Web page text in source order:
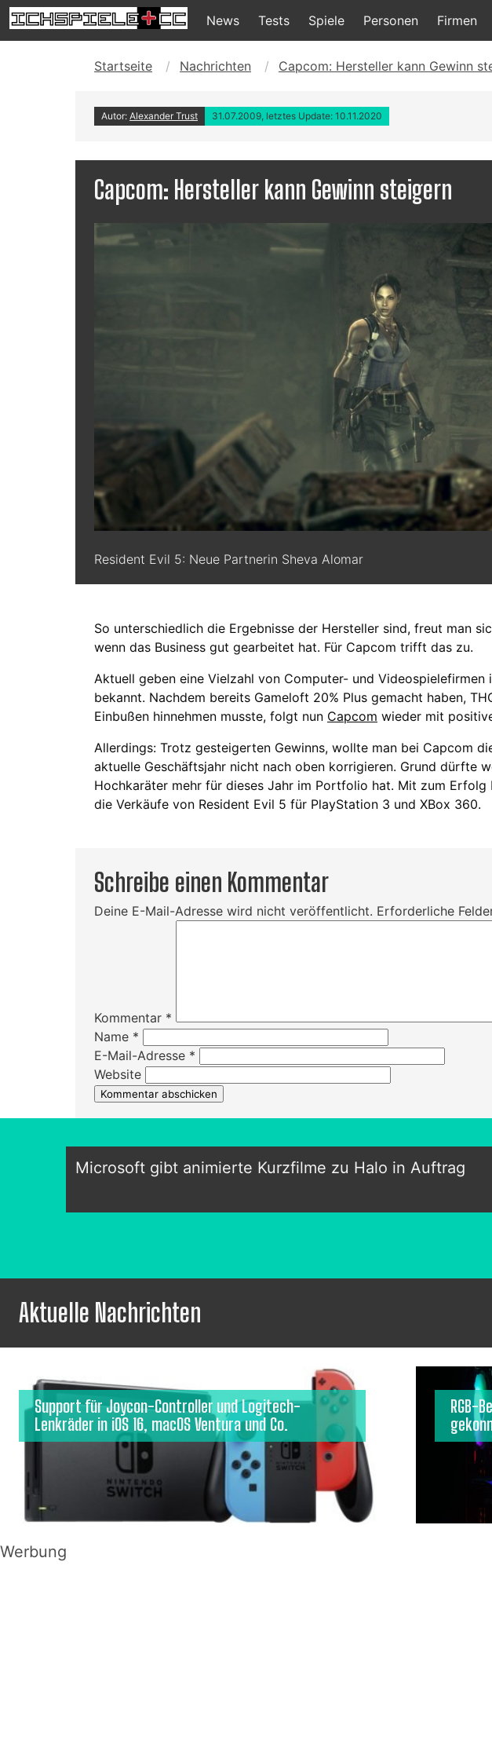
News Tests Spiele Personen Firmen
Startseite Nachrichten Capcom: Hersteller kann Gewinn
Autor: Alexander Trust 31.07.2009, letztes Update: 10.11.2020
Capcom: Hersteller kann Gewinn steigern
Resident Evil 5: Neue Partnerin Sheva Alomar
So unterschiedlich die Ergebnisse der Hersteller sind, freut man
wenn das Business gut gearbeitet hat. Für Capcom trifft das zu.
Aktuell geben eine Vielzahl von Computer- und Videospielefirmen
bekannt. Nachdem bereits Gameloft 20% Plus gemacht haben,
Einbußen hinnehmen musste, folgt nun Capcom wieder mit
Allerdings: Trotz gesteigerten Gewinns, wollte man bei Capcom
aktuelle Geschäftsjahr nicht nach oben korrigieren. Grund dürfte
Hochkaräter mehr für dieses Jahr im Portfolio hat. Mit zum Erfolg
die Verkäufe von Resident Evil 5 für PlayStation 3 und XBox 360.
Schreibe einen Kommentar
Deine E-Mail-Adresse wird nicht veröffentlicht. Erforderliche
Kommentar *
Name *
E-Mail-Adresse *
Website
Microsoft gibt animierte Kurzfilme zu Halo in Auftrag
Aktuelle Nachrichten
Support für Joycon-Controller und Logitech-
Lenkräder in iOS 16, macOS Ventura und Co.
RGB-
Werbung